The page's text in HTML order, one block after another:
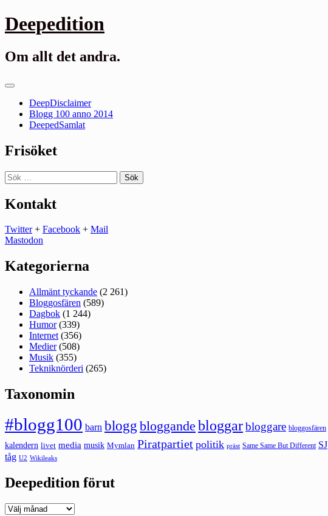
Gå
till
Deepedition
Om allt det andra.
Primär
DeepDisclaimer
Blogg 100 anno 2014
DeepedSamlat
Frisöket
Sök
efter:
Kontakt
Twitter+ Facebook + Mail
Mastodon
Kategorierna
Allmänt tyckande (2 261)
Bloggosfären (589)
Dagbok (1 244)
Humor(339)
Internet (356)
Medier(508)
Musik (355)
Tekniknörderi (265)
Taxonomin
#blogg100 barn blogg bloggande bloggarbloggare bloggosfären
kalendern livet media musik Mymlan Piratpartiet politik präst Same Same But Different SJ
tåg U2 Wikileaks
Deepedition förut
Deepedition